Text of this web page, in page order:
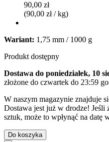
90,00 zł
(90,00 zł / kg)
Wariant: 1,75 mm / 1000 g
Produkt dostępny
Dostawa do poniedziałek, 10
złożone do czwartek do 23:59
W naszym magazynie znajduje
Dostawa jest już w drodze! Jeśli
sztuk, może to wpłynąć na datę
Do koszyka